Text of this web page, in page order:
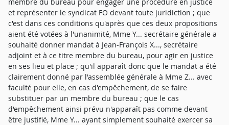
et représenter le syndicat FO devant toute juridiction ; que
c'est dans ces conditions qu'après que ces deux propositions
aient été votées à l'unanimité, Mme Y... secrétaire générale a
souhaité donner mandat à Jean-François X..., secrétaire
adjoint et à ce titre membre du bureau, pour agir en justice
en ses lieu et place ; qu'il apparaît donc que le mandat a été
clairement donné par l'assemblée générale à Mme Z... avec
faculté pour elle, en cas d'empêchement, de se faire
substituer par un membre du bureau ; que le cas
d'empêchement ainsi prévu n'apparaît pas comme devant
être justifié, Mme Y... ayant simplement souhaité exercer sa